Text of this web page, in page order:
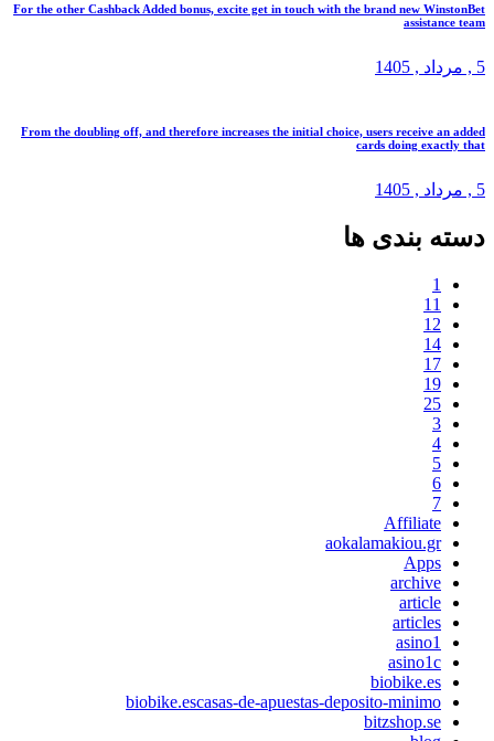
For the other Cashback Added bonus, excite get in touch with the brand new WinstonBet
assistance team
5 , مرداد , 1405
From the doubling off, and therefore increases the initial choice, users receive an added
cards doing exactly that
5 , مرداد , 1405
دسته بندی ها
1
11
12
14
17
19
25
3
4
5
6
7
Affiliate
aokalamakiou.gr
Apps
archive
article
articles
asino1
asino1c
biobike.es
biobike.escasas-de-apuestas-deposito-minimo
bitzshop.se